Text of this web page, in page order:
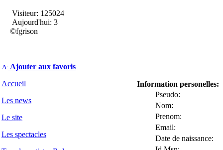
Visiteur: 125024
Aujourd'hui: 3
©fgrison
Ajouter aux favoris
Accueil
Les news
Le site
Les spectacles
Information personelles:
Pseudo:
Nom:
Prenom:
Email:
Date de naissance: